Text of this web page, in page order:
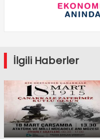
İlgili Haberler